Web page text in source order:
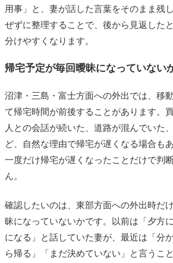
用事」と、妻が話した言葉をそのまま残
ぜずに整理することで、後から見返した
分けやすくなります。
帰宅予定が毎回曖昧になっていない
沼津・三島・富士方面への外出では、移
て帰宅時間が前後することがあります。
人との会話が続いた、道路が混んでいた
ど、自然な理由で帰宅が遅くなる場合も
一度だけ帰宅が遅くなったことだけで判
ん。
確認したいのは、東部方面への外出時だ
昧になっていないかです。以前は「夕方
になる」と話していた妻が、最近は「分
ら帰る」「まだ決めていない」と言うこ